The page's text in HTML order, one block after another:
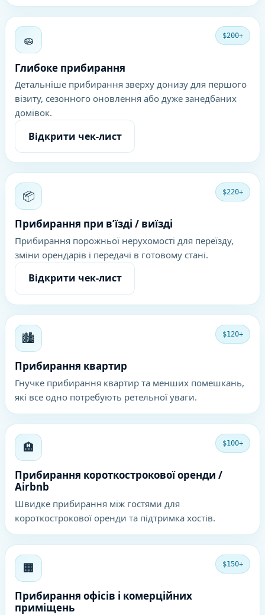
🧽 $200+
Глибоке прибирання
Детальніше прибирання зверху донизу для першого
візиту, сезонного оновлення або дуже занедбаних
домівок.
Відкрити чек-лист
📦 $220+
Прибирання при в’їзді / виїзді
Прибирання порожньої нерухомості для переїзду,
зміни орендарів і передачі в готовому стані.
Відкрити чек-лист
🏙️ $120+
Прибирання квартир
Гнучке прибирання квартир та менших помешкань,
які все одно потребують ретельної уваги.
🏨 $100+
Прибирання короткострокової оренди /
Airbnb
Швидке прибирання між гостями для
короткострокової оренди та підтримка хостів.
🏢 $150+
Прибирання офісів і комерційних
приміщень